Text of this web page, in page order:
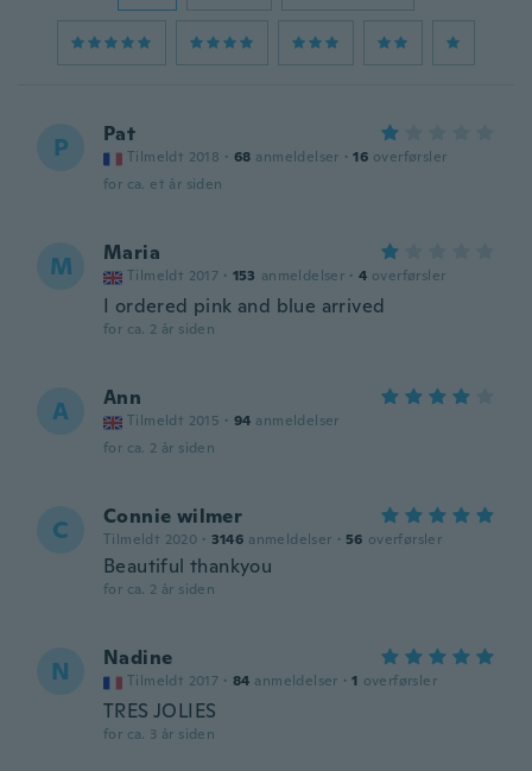
P Pat
Tilmeldt 2018 · 68 anmeldelser · 16 overførsler
for ca. et år siden
M Maria
Tilmeldt 2017 · 153 anmeldelser · 4 overførsler
I ordered pink and blue arrived
for ca. 2 år siden
A Ann
Tilmeldt 2015 · 94 anmeldelser
for ca. 2 år siden
C Connie wilmer
Tilmeldt 2020 · 3146 anmeldelser · 56 overførsler
Beautiful thankyou
for ca. 2 år siden
N Nadine
Tilmeldt 2017 · 84 anmeldelser · 1 overførsler
TRES JOLIES
for ca. 3 år siden